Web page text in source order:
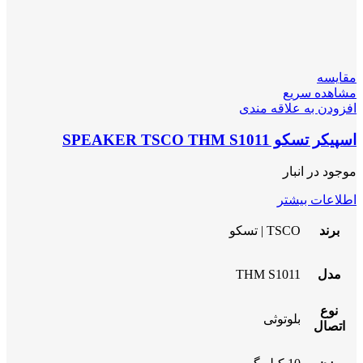
مقایسه
مشاهده سریع
افزودن به علاقه مندی
اسپیکر تسکو SPEAKER TSCO THM S1011
موجود در انبار
اطلاعات بیشتر
برند TSCO | تسکو
مدل THM S1011
نوع
اتصال
بلوتوثی